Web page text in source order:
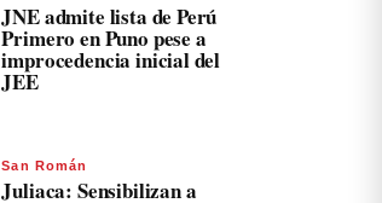
JNE admite lista de Perú
Primero en Puno pese a
improcedencia inicial del
JEE
San Román
Juliaca: Sensibilizan a